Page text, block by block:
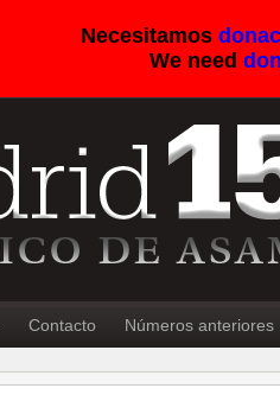
Necesitamos
We need
Contacto Números anteriores